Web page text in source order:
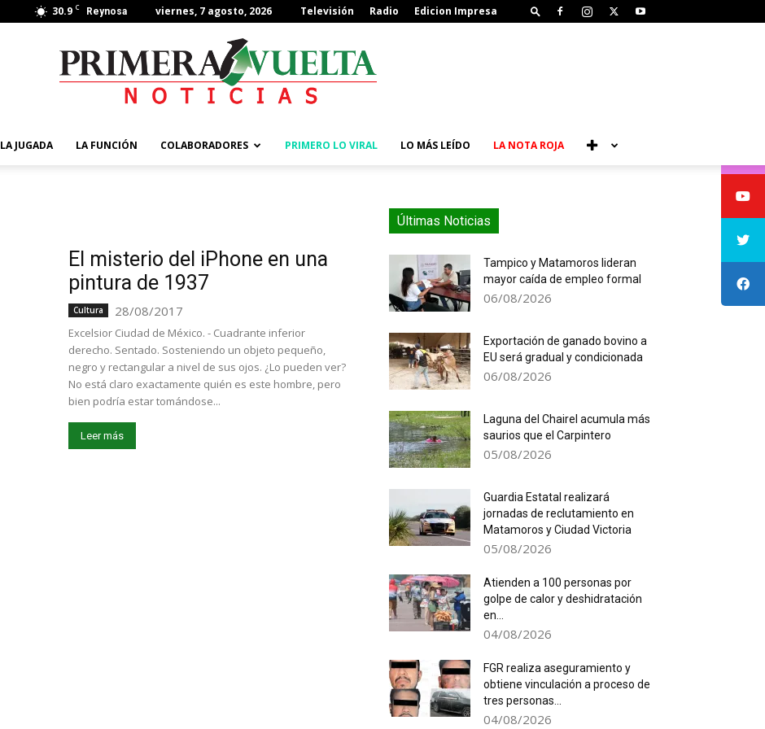
30.9 C Reynosa viernes, 7 agosto, 2026 Televisión Radio Edicion Impresa
LA JUGADA LA FUNCIÓN COLABORADORES PRIMERO LO VIRAL LO MÁS LEÍDO LA NOTA ROJA
El misterio del iPhone en una
pintura de 1937
Cultura 28/08/2017
Excelsior Ciudad de México. - Cuadrante inferior
derecho. Sentado. Sosteniendo un objeto pequeño,
negro y rectangular a nivel de sus ojos. ¿Lo pueden ver?
No está claro exactamente quién es este hombre, pero
bien podría estar tomándose...
Leer más
Últimas Noticias
Tampico y Matamoros lideran
mayor caída de empleo formal
06/08/2026
Exportación de ganado bovino a
EU será gradual y condicionada
06/08/2026
Laguna del Chairel acumula más
saurios que el Carpintero
05/08/2026
Guardia Estatal realizará
jornadas de reclutamiento en
Matamoros y Ciudad Victoria
05/08/2026
Atienden a 100 personas por
golpe de calor y deshidratación
en...
04/08/2026
FGR realiza aseguramiento y
obtiene vinculación a proceso de
tres personas...
04/08/2026